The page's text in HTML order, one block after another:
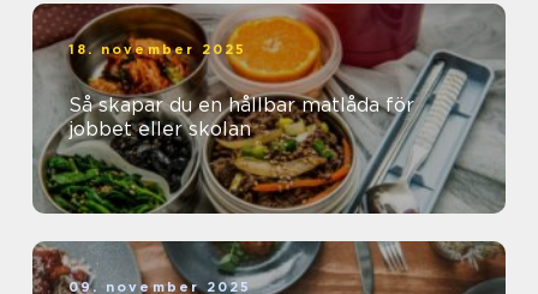
18. november 2025
Så skapar du en hållbar matlåda för
jobbet eller skolan
09. november 2025